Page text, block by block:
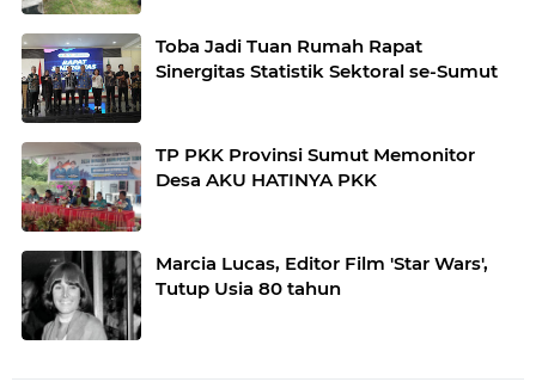
Toba Jadi Tuan Rumah Rapat
Sinergitas Statistik Sektoral se-Sumut
TP PKK Provinsi Sumut Memonitor
Desa AKU HATINYA PKK
Marcia Lucas, Editor Film 'Star Wars',
Tutup Usia 80 tahun